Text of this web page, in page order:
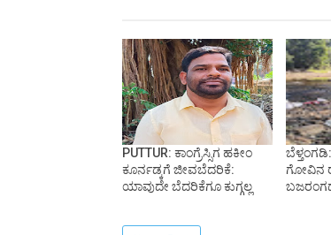
PUTTUR: ಕಾಂಗ್ರೆಸ್ಸಿಗ ಹಕೀಂ
ಕೂರ್ನಡ್ಕಗೆ ಜೀವಬೆದರಿಕೆ:
ಯಾವುದೇ ಬೆದರಿಕೆಗೂ ಕುಗ್ಗಲ್ಲ
ಗೋವಿನ